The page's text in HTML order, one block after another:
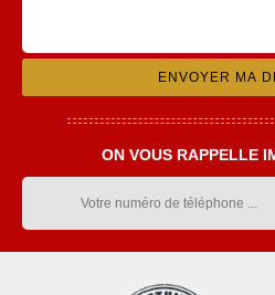
ON VOUS RAPPELLE